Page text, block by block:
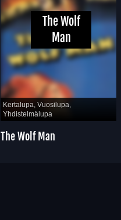
The Wolf
Man
Kertalupa, Vuosilupa,
Yhdistelmälupa
The Wolf Man